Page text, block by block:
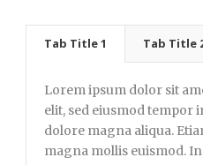
Tab Title 1 Tab Title
Lorem ipsum dolor sit
elit, sed eiusmod tempor
dolore magna aliqua.
magna mollis euismod.